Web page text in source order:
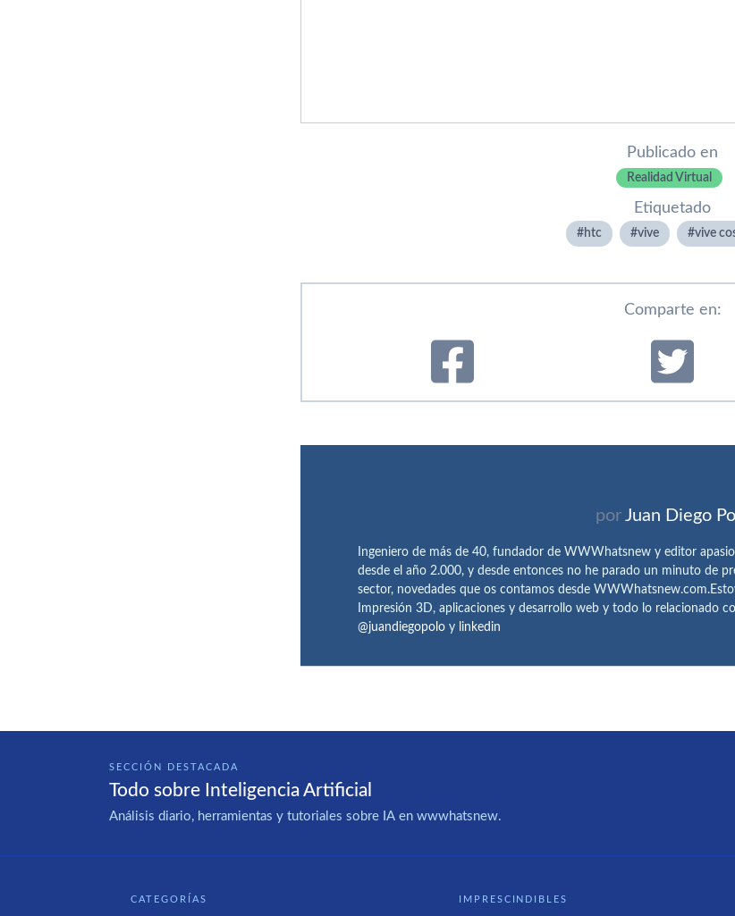
Publicado en
Realidad Virtual
Etiquetado
htc vive vive
Comparte en:
por Juan Diego
Ingeniero de más de 40, fundador de WWWhatsnew y editor
desde el año 2.000, y desde entonces no he parado un minuto de
sector, novedades que os contamos desde
Impresión 3D, aplicaciones y desarrollo web y todo lo relacionado
@juandiegopolo y linkedin
SECCIÓN DESTACADA
Todo sobre Inteligencia Artificial
Análisis diario, herramientas y tutoriales sobre IA en wwwhatsnew.
CATEGORÍAS IMPRESCINDIBLES